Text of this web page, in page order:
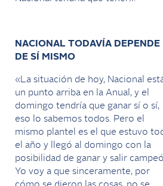
NACIONAL TODAVÍA DEPENDE
DE SÍ MISMO
«La situación de hoy, Nacional
un punto arriba en la Anual, y el
domingo tendría que ganar sí o sí,
eso lo sabemos todos. Pero el
mismo plantel es el que estuvo
el año y llegó al domingo con la
posibilidad de ganar y salir
Yo voy a que sinceramente, por